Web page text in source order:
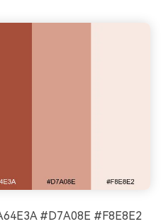
#D7A08E #F8E8E2